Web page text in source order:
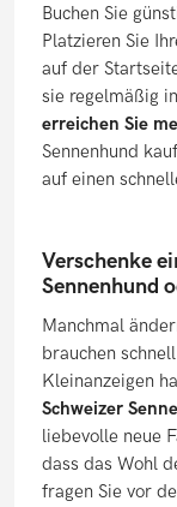
Buchen Sie
Platzieren Sie
auf der
sie regelmäßig
erreichen Sie
Sennenhund
auf einen
Verschenke
Sennenhund
Manchmal
brauchen
Kleinanzeigen
Schweizer
liebevolle neue
dass das Wohl
fragen Sie vor